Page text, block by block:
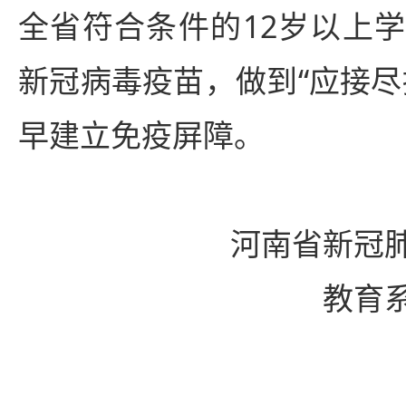
全省符合条件的12岁以上
新冠病毒疫苗，做到“应接
早建立免疫屏障。
河南省新冠肺
教育系